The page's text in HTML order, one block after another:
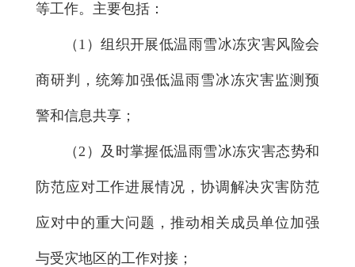
等工作。主要包括：
（1）组织开展低温雨雪冰冻灾害风险会
商研判，统筹加强低温雨雪冰冻灾害监测预
警和信息共享；
（2）及时掌握低温雨雪冰冻灾害态势和
防范应对工作进展情况，协调解决灾害防范
应对中的重大问题，推动相关成员单位加强
与受灾地区的工作对接；